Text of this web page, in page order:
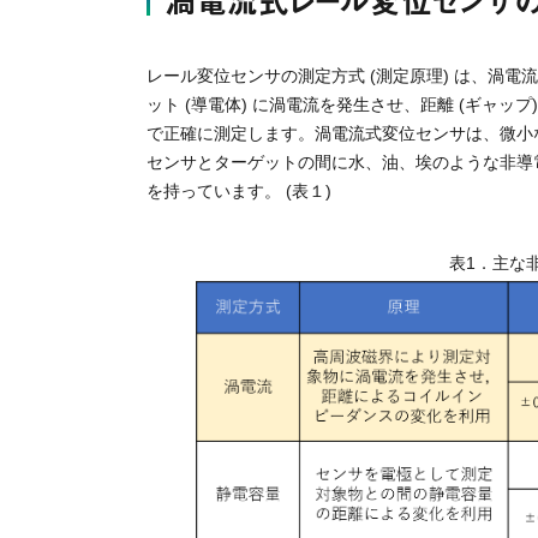
レール変位センサの測定方式 (測定原理) は、渦電
ット (導電体) に渦電流を発生させ、距離 (ギャッ
で正確に測定します。渦電流式変位センサは、微
センサとターゲットの間に水、油、埃のような非
を持っています。 (表１)
表1．主な